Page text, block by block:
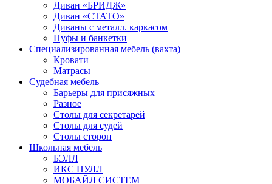
Диван «БРИДЖ»
Диван «СТАТО»
Диваны с металл. каркасом
Пуфы и банкетки
Специализированная мебель (вахта)
Кровати
Матрасы
Судебная мебель
Барьеры для присяжных
Разное
Столы для секретарей
Столы для судей
Столы сторон
Школьная мебель
БЭЛЛ
ИКС ПУЛЛ
МОБАЙЛ СИСТЕМ